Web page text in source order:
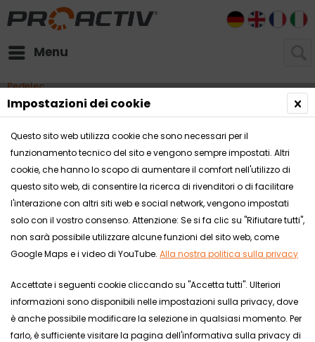
Menu
DE EN FR
Pedelec
Comparare
Impostazioni dei cookie
Questo sito web utilizza cookie che sono necessari per il
funzionamento tecnico del sito e vengono sempre impostati. Altri
cookie, che hanno lo scopo di aumentare il comfort nell'utilizzo di
questo sito web, di consentire la ricerca di rivenditori o di facilitare
l'interazione con altri siti web e social network, vengono impostati
solo con il vostro consenso. Attenzione: Se si fa clic su "Rifiutare tutti",
non sarà possibile utilizzare alcune funzioni del sito web, come
Google Maps e i video di YouTube. Alla nostra politica sulla privacy
Accettate i seguenti cookie cliccando su "Accetta tutti". Ulteriori
informazioni sono disponibili nelle impostazioni sulla privacy, dove
è anche possibile modificare la selezione in qualsiasi momento. Per
farlo, è sufficiente visitare la pagina dell'informativa sulla privacy di